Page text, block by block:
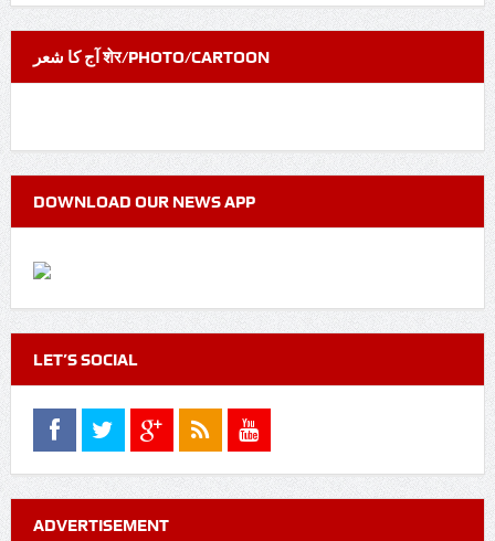
آج کا شعر शेर/PHOTO/CARTOON
DOWNLOAD OUR NEWS APP
LET’S SOCIAL
ADVERTISEMENT